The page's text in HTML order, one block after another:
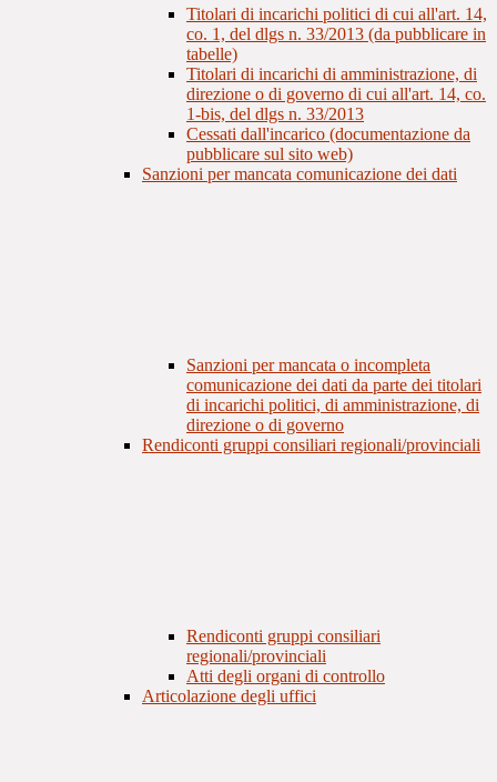
Titolari di incarichi politici di cui all'art. 14,
co. 1, del dlgs n. 33/2013 (da pubblicare in
tabelle)
Titolari di incarichi di amministrazione, di
direzione o di governo di cui all'art. 14, co.
1-bis, del dlgs n. 33/2013
Cessati dall'incarico (documentazione da
pubblicare sul sito web)
Sanzioni per mancata comunicazione dei dati
Sanzioni per mancata o incompleta
comunicazione dei dati da parte dei titolari
di incarichi politici, di amministrazione, di
direzione o di governo
Rendiconti gruppi consiliari regionali/provinciali
Rendiconti gruppi consiliari
regionali/provinciali
Atti degli organi di controllo
Articolazione degli uffici